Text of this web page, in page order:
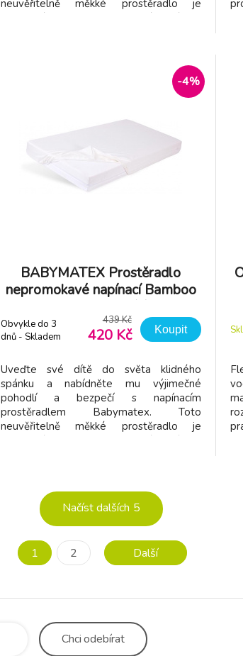
neuvěřitelně měkké prostěradlo je
membráně poskytnete dodatečnou
-4%
BABYMATEX Prostěradlo
nepromokavé napínací Bamboo
Obvykle do 3
dnů - Skladem
439 Kč
420 Kč Koupit
Uveďte své dítě do světa klidného
spánku a nabídněte mu výjimečné
pohodlí a bezpečí s napínacím
prostěradlem Babymatex. Toto
neuvěřitelně měkké prostěradlo je
membráně poskytnete dodatečnou
ochranu před náhodNačíst dalších 5
1 2 Další
Chciodebírat